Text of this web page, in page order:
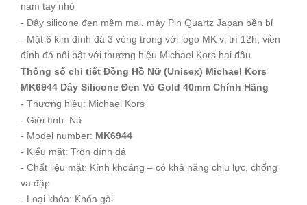
nam tay nhỏ
- Dây silicone đen mềm mại, máy Pin Quartz Japan bền bỉ
- Mặt 6 kim đính đá 3 vòng trong với logo MK vị trí 12h, viền
đính đá nổi bật với thương hiệu Michael Kors hai đầu
Thông số chi tiết Đồng Hồ Nữ (Unisex) Michael Kors
MK6944 Dây Silicone Đen Vỏ Gold 40mm Chính Hãng
- Thương hiệu: Michael Kors
- Giới tính: Nữ
- Model number: MK6944
- Kiểu mặt: Tròn đính đá
- Chất liệu mặt: Kính khoáng – có khả năng chịu lực, chống
va đập
- Loại khóa: Khóa gài